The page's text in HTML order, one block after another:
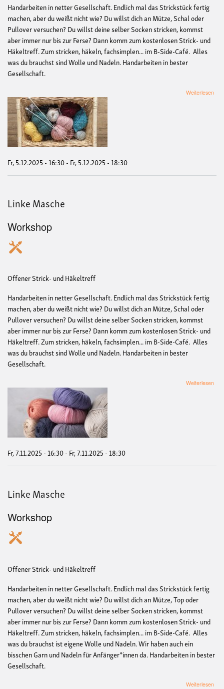
Handarbeiten in netter Gesellschaft. Endlich mal das Strickstück fertig
machen, aber du weißt nicht wie? Du willst dich an Mütze, Schal oder
Pullover versuchen? Du willst deine selber Socken stricken, kommst
aber immer nur bis zur Ferse? Dann komm zum kostenlosen Strick- und
Häkeltreff. Zum stricken, häkeln, fachsimplen... im B-Side-Café. Alles
was du brauchst sind Wolle und Nadeln. Handarbeiten in bester
Gesellschaft.
Weiterlesen
Fr, 5.12.2025 - 16:30- Fr, 5.12.2025 - 18:30
Linke Masche
Workshop
Offener Strick- und Häkeltreff
Handarbeiten in netter Gesellschaft. Endlich mal das Strickstück fertig
machen, aber du weißt nicht wie? Du willst dich an Mütze, Schal oder
Pullover versuchen? Du willst deine selber Socken stricken, kommst
aber immer nur bis zur Ferse? Dann komm zum kostenlosen Strick- und
Häkeltreff. Zum stricken, häkeln, fachsimplen... im B-Side-Café. Alles
was du brauchst sind Wolle und Nadeln. Handarbeiten in bester
Gesellschaft.
Weiterlesen
Fr, 7.11.2025 - 16:30- Fr, 7.11.2025 - 18:30
Linke Masche
Workshop
Offener Strick- und Häkeltreff
Handarbeiten in netter Gesellschaft. Endlich mal das Strickstück fertig
machen, aber du weißt nicht wie? Du willst dich an Mütze, Top oder
Pullover versuchen? Du willst deine selber Socken stricken, kommst
aber immer nur bis zur Ferse? Dann komm zum kostenlosen Strick- und
Häkeltreff. Zum stricken, häkeln, fachsimplen... im B-Side-Café. Alles
was du brauchst ist eigene Wolle und Nadeln. Wir haben auch ein
bisschen Garn und Nadeln für Anfänger*innen da. Handarbeiten in bester
Gesellschaft.
Weiterlesen